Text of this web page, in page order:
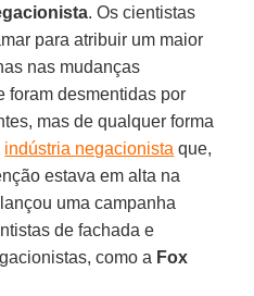
. Os cientistas
para atribuir um maior
nas mudanças
foram desmentidas por
mas de qualquer forma
indústria negacionista que,
estava em alta na
uma campanha
de fachada e
como a Fox